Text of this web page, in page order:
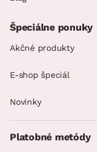
Špeciálne ponuky
Akčné produkty
E-shop špeciál
Novinky
Platobné metódy